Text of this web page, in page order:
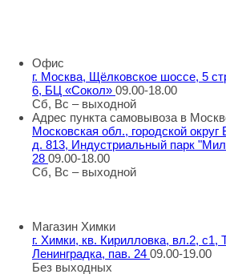
Офис
г. Москва, Щёлковское шоссе, 5
6, БЦ «Сокол» 09.00-18.00
Сб, Вс – выходной
Адрес пункта самовывоза в
Московская обл., городской
д. 813, Индустриальный парк
28 09.00-18.00
Сб, Вс – выходной
Магазин Химки
г. Химки, кв. Кирилловка, вл.2, с1,
Ленинградка, пав. 24 09.00-19.00
Без выходных